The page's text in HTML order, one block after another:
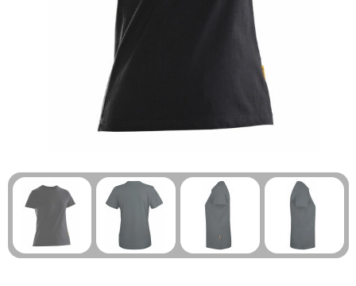
Technologie & Gadgets
Outdoor & Vrije tijd
Pennen & Schrijfwaren
Tassen & Reizen
Gezondheid & Welzijn
Eten & Drinken